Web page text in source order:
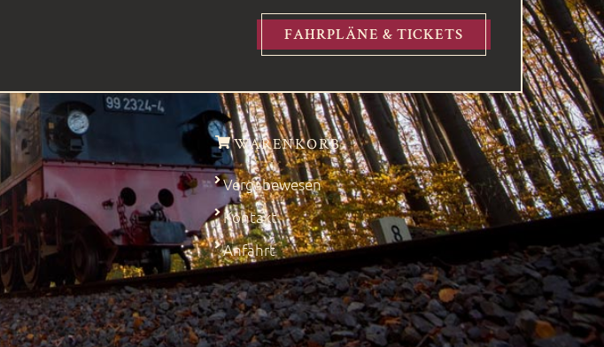
FAHRPLÄNE & TICKETS
WARENKORB
Vergabewesen
Kontakt
Anfahrt